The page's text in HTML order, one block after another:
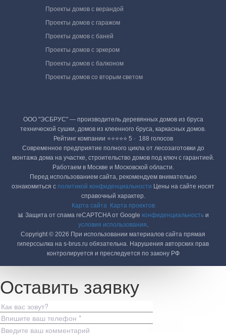
Проекты домов с верандой
Проекты домов с гаражом
Проекты домов с баней
Проекты домов с эркером
Проекты домов с балконом
Проекты домов со вторым светом
ООО "ЭСБРУС" — производитель деревянных домов из бруса
технической сушки, домов из клеенного бруса, каркасных домов.
Рейтинг компании ⭐⭐⭐⭐⭐ 5 · ‎ 188 голосов
Современное предприятие полного цикла от лесозаготовки до
монтажа дома на участке, строительство домов под ключ с гарантией.
Работаем в Москве и Московской области.
Перед использованием сайта, рекомендуем внимательно
ознакомиться с политикой конфиденциальности Цены на сайте носят
справочный характер.
Карта сайта
Карта проектов
📊 Защита от спама reCAPTCHA от Google конфиденциальностьи
условия использования.
Copyright © 2026 При использовании материалов сайта прямая
гиперссылка на s-brus.ru обязательна. Нарушения авторских прав
контролируется и преследуется по закону РФ
Оставить заявку